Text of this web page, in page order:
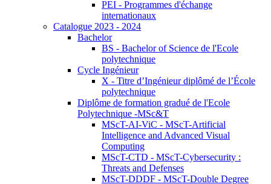
PEI - Programmes d'échange
internationaux
Catalogue 2023 - 2024
Bachelor
BS - Bachelor of Science de l'Ecole
polytechnique
Cycle Ingénieur
X - Titre d’Ingénieur diplômé de l’École
polytechnique
Diplôme de formation gradué de l'Ecole
Polytechnique -MSc&T
MScT-AI-ViC - MScT-Artificial
Intelligence and Advanced Visual
Computing
MScT-CTD - MScT-Cybersecurity :
Threats and Defenses
MScT-DDDF - MScT-Double Degree